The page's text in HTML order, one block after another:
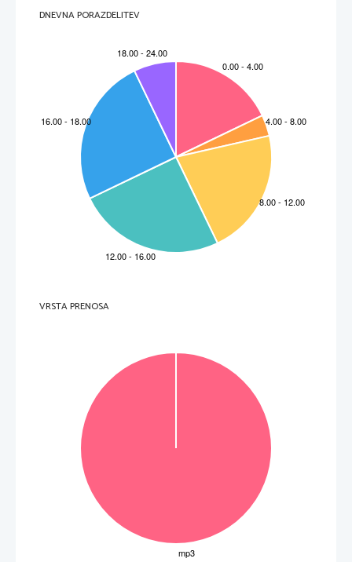
DNEVNA PORAZDELITEV
VRSTA PRENOSA